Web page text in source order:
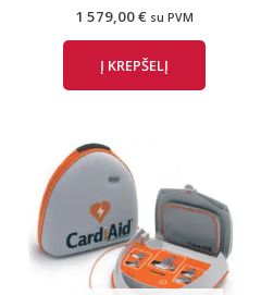
1 579,00€ su PVM
Į KREPŠELĮ